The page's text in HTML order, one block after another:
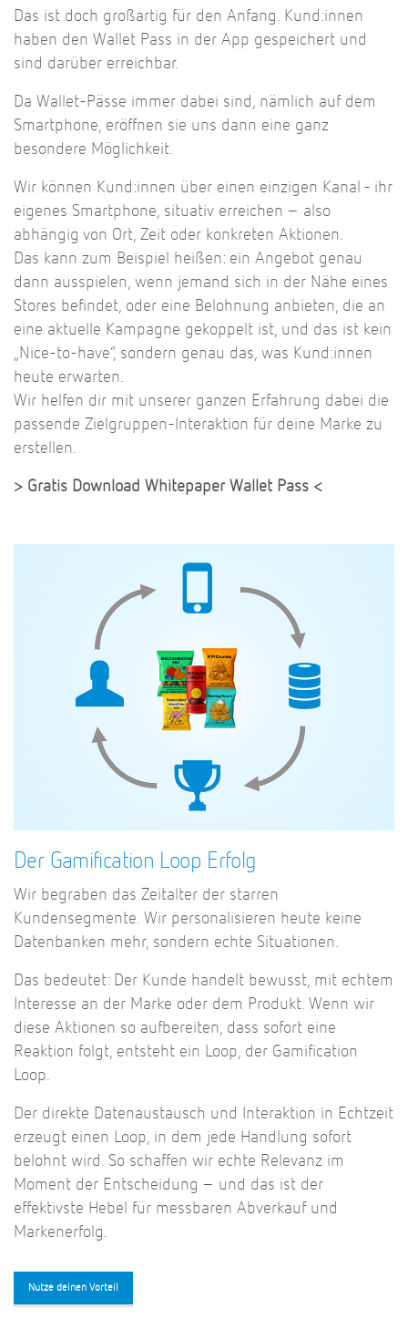
Das ist doch großartig für den Anfang. Kund:innen
haben den Wallet Pass in der App gespeichert und
sind darüber erreichbar.
Da Wallet-Pässe immer dabei sind, nämlich auf dem
Smartphone, eröffnen sie uns dann eine ganz
besondere Möglichkeit.
Wir können Kund:innen über einen einzigen Kanal - ihr
eigenes Smartphone, situativ erreichen – also
abhängig von Ort, Zeit oder konkreten Aktionen.
Das kann zum Beispiel heißen: ein Angebot genau
dann ausspielen, wenn jemand sich in der Nähe eines
Stores befindet, oder eine Belohnung anbieten, die an
eine aktuelle Kampagne gekoppelt ist, und das ist kein
„Nice-to-have“, sondern genau das, was Kund:innen
heute erwarten.
Wir helfen dir mit unserer ganzen Erfahrung dabei die
passende Zielgruppen-Interaktion für deine Marke zu
erstellen.
> Gratis Download Whitepaper Wallet Pass <
Der Gamification Loop Erfolg
Wir begraben das Zeitalter der starren
Kundensegmente. Wir personalisieren heute keine
Datenbanken mehr, sondern echte Situationen.
Das bedeutet: Der Kunde handelt bewusst, mit echtem
Interesse an der Marke oder dem Produkt. Wenn wir
diese Aktionen so aufbereiten, dass sofort eine
Reaktion folgt, entsteht ein Loop, der Gamification
Loop.
Der direkte Datenaustausch und Interaktion in Echtzeit
erzeugt einen Loop, in dem jede Handlung sofort
belohnt wird. So schaffen wir echte Relevanz im
Moment der Entscheidung – und das ist der
effektivste Hebel für messbaren Abverkauf und
Markenerfolg.
Nutze deinen Vorteil